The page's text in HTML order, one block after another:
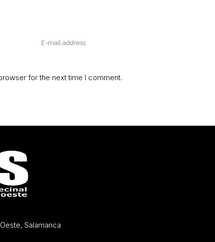
for the next time I comment.
Salamanca